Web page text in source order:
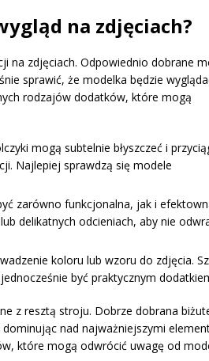
na zdjęciach?
na zdjęciach. Odpowiednio dobrane
sprawić, że modelka będzie
rodzajów dodatków, które mogą
mogą subtelnie błyszczeć i
Najlepiej sprawdzą się modele
zarówno funkcjonalna, jak i
delikatnych odcieniach, aby nie
koloru lub wzoru do zdjęcia.
być praktycznym
z resztą stroju. Dobrze dobrana
nad najważniejszymi
które mogą odwrócić uwagę od